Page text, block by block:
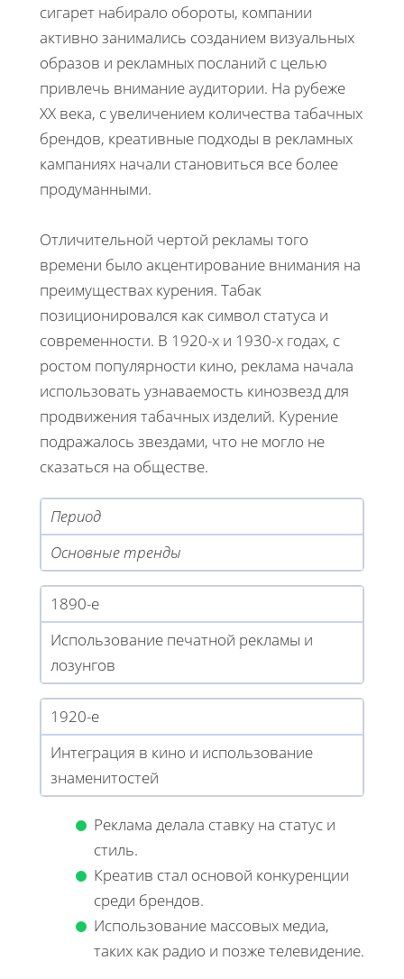
сигарет набирало обороты, компании
активно занимались созданием визуальных
образов и рекламных посланий с целью
привлечь внимание аудитории. На рубеже
XX века, с увеличением количества табачных
брендов, креативные подходы в рекламных
кампаниях начали становиться все более
продуманными.
Отличительной чертой рекламы того
времени было акцентирование внимания на
преимуществах курения. Табак
позиционировался как символ статуса и
современности. В 1920-х и 1930-х годах, с
ростом популярности кино, реклама начала
использовать узнаваемость кинозвезд для
продвижения табачных изделий. Курение
подражалось звездами, что не могло не
сказаться на обществе.
Период
Основные тренды
1890-е
Использование печатной рекламы и
лозунгов
1920-е
Интеграция в кино и использование
знаменитостей
Реклама делала ставку на статус и
стиль.
Креатив стал основой конкуренции
среди брендов.
Использование массовых медиа,
таких как радио и позже телевидение.